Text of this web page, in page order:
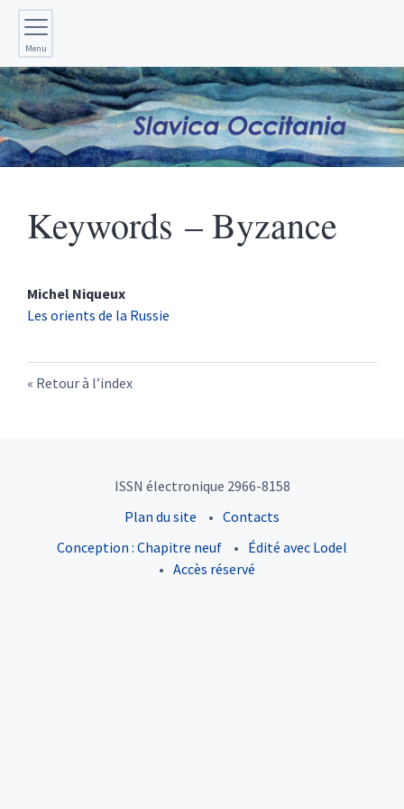
Menu
Keywords – Byzance
Michel Niqueux
Les orients de la Russie
Retour à l’index
ISSN électronique 2966-8158
Plan du site
Contacts
Conception : Chapitre neuf
Édité avec Lodel
Accès réservé